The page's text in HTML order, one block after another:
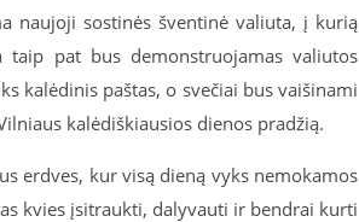
naujoji sostinės šventinė valiuta, į kurią
taip pat bus demonstruojamas valiutos
kalėdinis paštas, o svečiai bus vaišinami
kalėdiškiausios dienos pradžią.
erdves, kur visą dieną vyks nemokamos
kvies įsitraukti, dalyvauti ir bendrai kurti